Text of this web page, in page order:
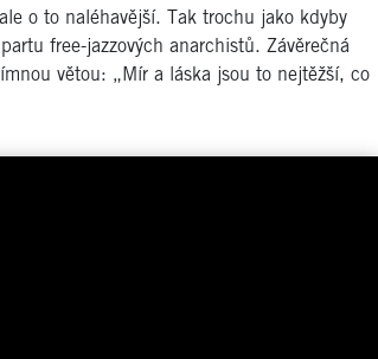
o to naléhavější. Tak trochu jako kdyby
free-jazzových anarchistů. Závěrečná
větou: „Mír a láska jsou to nejtěžší, co